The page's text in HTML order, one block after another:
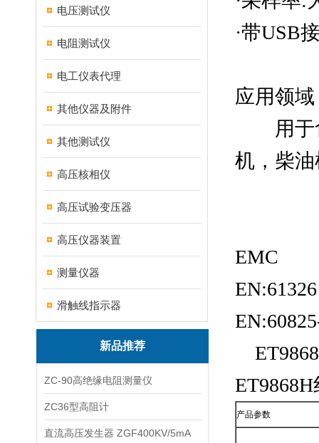
电压测试仪
电阻测试仪
电工仪表代理
其他仪器及附件
其他测试仪
高压核相仪
高压试验变压器
高压仪器装置
测量仪器
滑触线指示器
新品推荐
ZC-90高绝缘电阻测量仪
ZC36型高阻计
直流高压发生器 ZGF400KV/5mA
·带USB
应用领
用
机，柴
EMC
EN:61326
产品参数